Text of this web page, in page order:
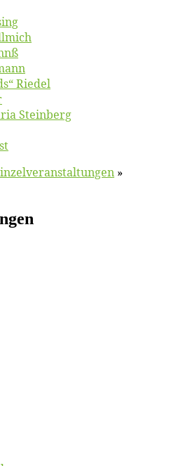
Riedel
Steinberg
»